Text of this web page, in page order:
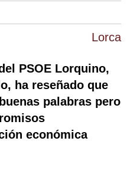
Lorca
PSOE Lorquino,
ha reseñado que
palabras pero
económica